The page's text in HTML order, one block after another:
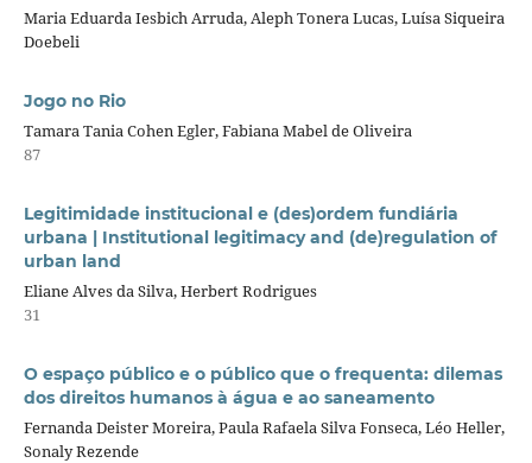
Maria Eduarda Iesbich Arruda, Aleph Tonera Lucas, Luísa Siqueira
Doebeli
Jogo no Rio
Tamara Tania Cohen Egler, Fabiana Mabel de Oliveira
87
Legitimidade institucional e (des)ordem fundiária
urbana | Institutional legitimacy and (de)regulation of
urban land
Eliane Alves da Silva, Herbert Rodrigues
31
O espaço público e o público que o frequenta: dilemas
dos direitos humanos à água e ao saneamento
Fernanda Deister Moreira, Paula Rafaela Silva Fonseca, Léo Heller,
Sonaly Rezende